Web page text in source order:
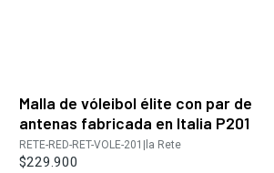
Malla de vóleibol élite con par de
antenas fabricada en Italia P201
RETE-RED-RET-VOLE-201 la Rete
$229.900